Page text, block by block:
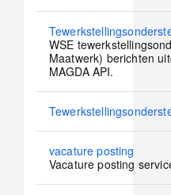
No
new
posts
WSE
Maatwerk) berichten
MAGDA API.
No
No
new
vacature posting
Vacature posting